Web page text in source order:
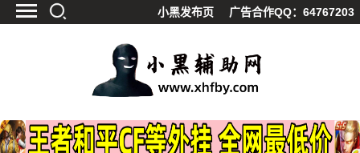
小黑发布页 广告合作QQ：64767203
精品软件